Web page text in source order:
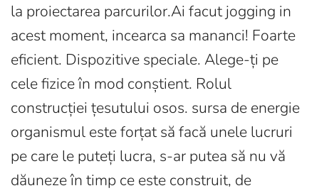
la proiectarea parcurilor.Ai facut jogging in
acest moment, incearca sa mananci! Foarte
eficient. Dispozitive speciale. Alege-ți pe
cele fizice în mod conștient. Rolul
construcției țesutului osos. sursa de energie
organismul este forțat să facă unele lucruri
pe care le puteți lucra, s-ar putea să nu vă
dăuneze în timp ce este construit, de